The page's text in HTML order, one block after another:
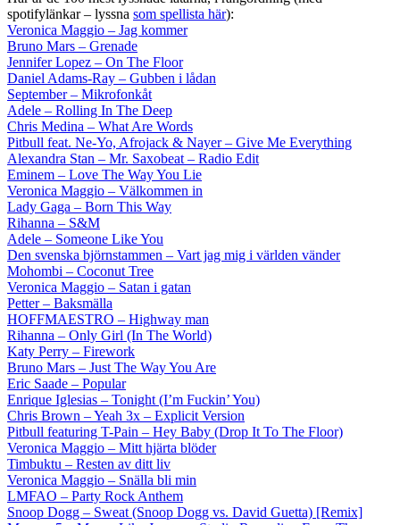
spotifylänkar – lyssna som spellista här):
Veronica Maggio – Jag kommer
Bruno Mars – Grenade
Jennifer Lopez – On The Floor
Daniel Adams-Ray – Gubben i lådan
September – Mikrofonkåt
Adele – Rolling In The Deep
Chris Medina – What Are Words
Pitbull feat. Ne-Yo, Afrojack & Nayer – Give Me Everything
Alexandra Stan – Mr. Saxobeat – Radio Edit
Eminem – Love The Way You Lie
Veronica Maggio – Välkommen in
Lady Gaga – Born This Way
Rihanna – S&M
Adele – Someone Like You
Den svenska björnstammen – Vart jag mig i världen vänder
Mohombi – Coconut Tree
Veronica Maggio – Satan i gatan
Petter – Baksmälla
HOFFMAESTRO – Highway man
Rihanna – Only Girl (In The World)
Katy Perry – Firework
Bruno Mars – Just The Way You Are
Eric Saade – Popular
Enrique Iglesias – Tonight (I’m Fuckin’ You)
Chris Brown – Yeah 3x – Explicit Version
Pitbull featuring T-Pain – Hey Baby (Drop It To The Floor)
Veronica Maggio – Mitt hjärta blöder
Timbuktu – Resten av ditt liv
Veronica Maggio – Snälla bli min
LMFAO – Party Rock Anthem
Snoop Dogg – Sweat (Snoop Dogg vs. David Guetta) [Remix]